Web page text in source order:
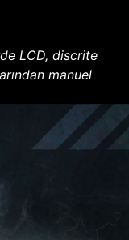
LCD, discrite
manuel